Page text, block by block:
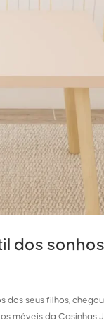
dos
seus filhos,
móveis da Casinhas